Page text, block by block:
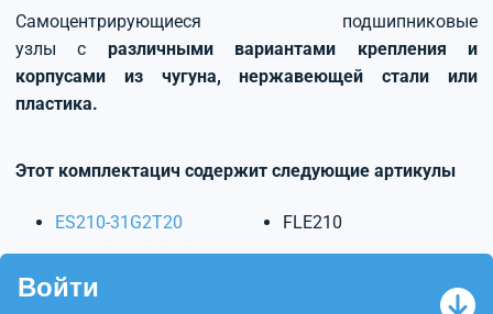
Самоцентрирующиеся подшипниковые
узлы с различными вариантами крепления и
корпусами из чугуна, нержавеющей стали или
пластика.
Этот комплектацич содержит следующие артикулы
ES210-31G2T20 FLE210
Войти